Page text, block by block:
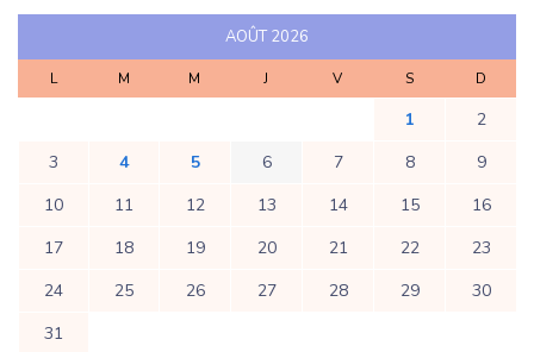
AOÛT 2026
L M M J V S D
1
2
3
4 5 6 7 8
9
10
11 12 13 14 15
16
17
18 19 20 21 22
23
24
25 26 27 28 29
30
31